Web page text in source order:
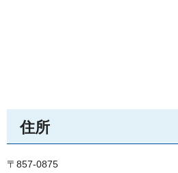
住所
〒857-0875